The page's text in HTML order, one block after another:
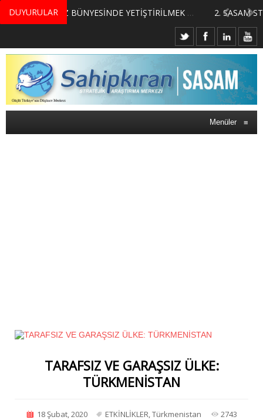
DUYURULAR MERKEZİMİZ BÜNYESİNDE YETİŞTİRİLMEK ÜZERE GÖNÜLLÜ ÜLKE MASASI UZMANI VE UZMAN ADAYLARI ARIYORUZ
Menüler ≡
TARAFSIZ VE GARAŞSIZ ÜLKE:
TÜRKMENİSTAN
18 Şubat, 2020 ETKİNLİKLER Türkmenistan 2743